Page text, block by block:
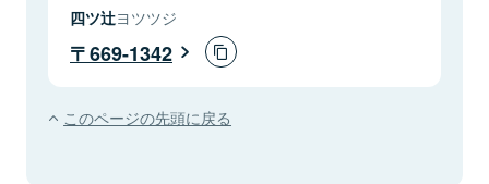
四ツ辻ヨツツジ
669-1342
このページの先頭に戻る